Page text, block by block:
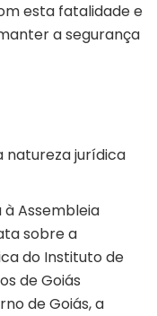
esta fatalidade e
a segurança
natureza jurídica
à Assembleia
sobre a
do Instituto de
de Goiás
de Goiás, a